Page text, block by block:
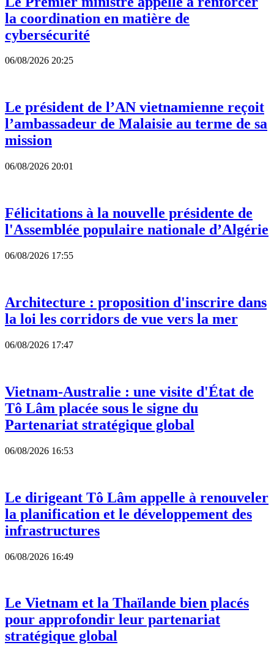
la coordination en matière de
cybersécurité
06/08/2026 20:25
Le président de l’AN vietnamienne reçoit
l’ambassadeur de Malaisie au terme de sa
mission
06/08/2026 20:01
Félicitations à la nouvelle présidente de
l'Assemblée populaire nationale d’Algérie
06/08/2026 17:55
Architecture : proposition d'inscrire dans
la loi les corridors de vue vers la mer
06/08/2026 17:47
Vietnam-Australie : une visite d'État de
Tô Lâm placée sous le signe du
Partenariat stratégique global
06/08/2026 16:53
Le dirigeant Tô Lâm appelle à renouveler
la planification et le développement des
infrastructures
06/08/2026 16:49
Le Vietnam et la Thaïlande bien placés
pour approfondir leur partenariat
stratégique global